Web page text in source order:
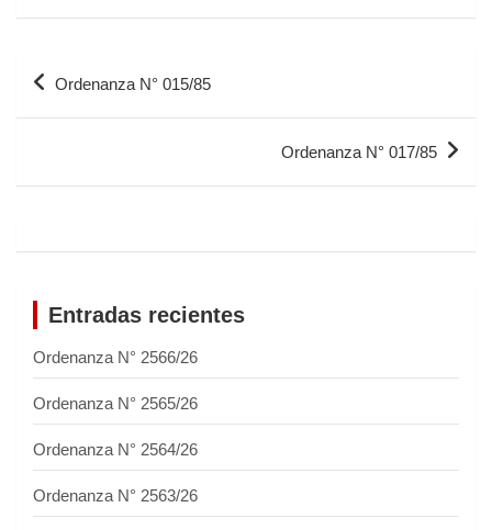
Ordenanza N° 015/85
Ordenanza N° 017/85
Entradas recientes
Ordenanza N° 2566/26
Ordenanza N° 2565/26
Ordenanza N° 2564/26
Ordenanza N° 2563/26